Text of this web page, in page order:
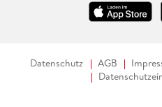
Datenschutz AGB